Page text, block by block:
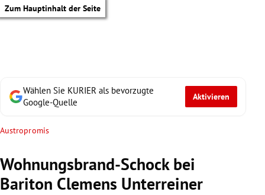
Zum Hauptinhalt der Seite
Wählen Sie KURIER als bevorzugte
Google-Quelle
Aktivieren
Austropromis
Wohnungsbrand-Schock bei
Bariton Clemens Unterreiner